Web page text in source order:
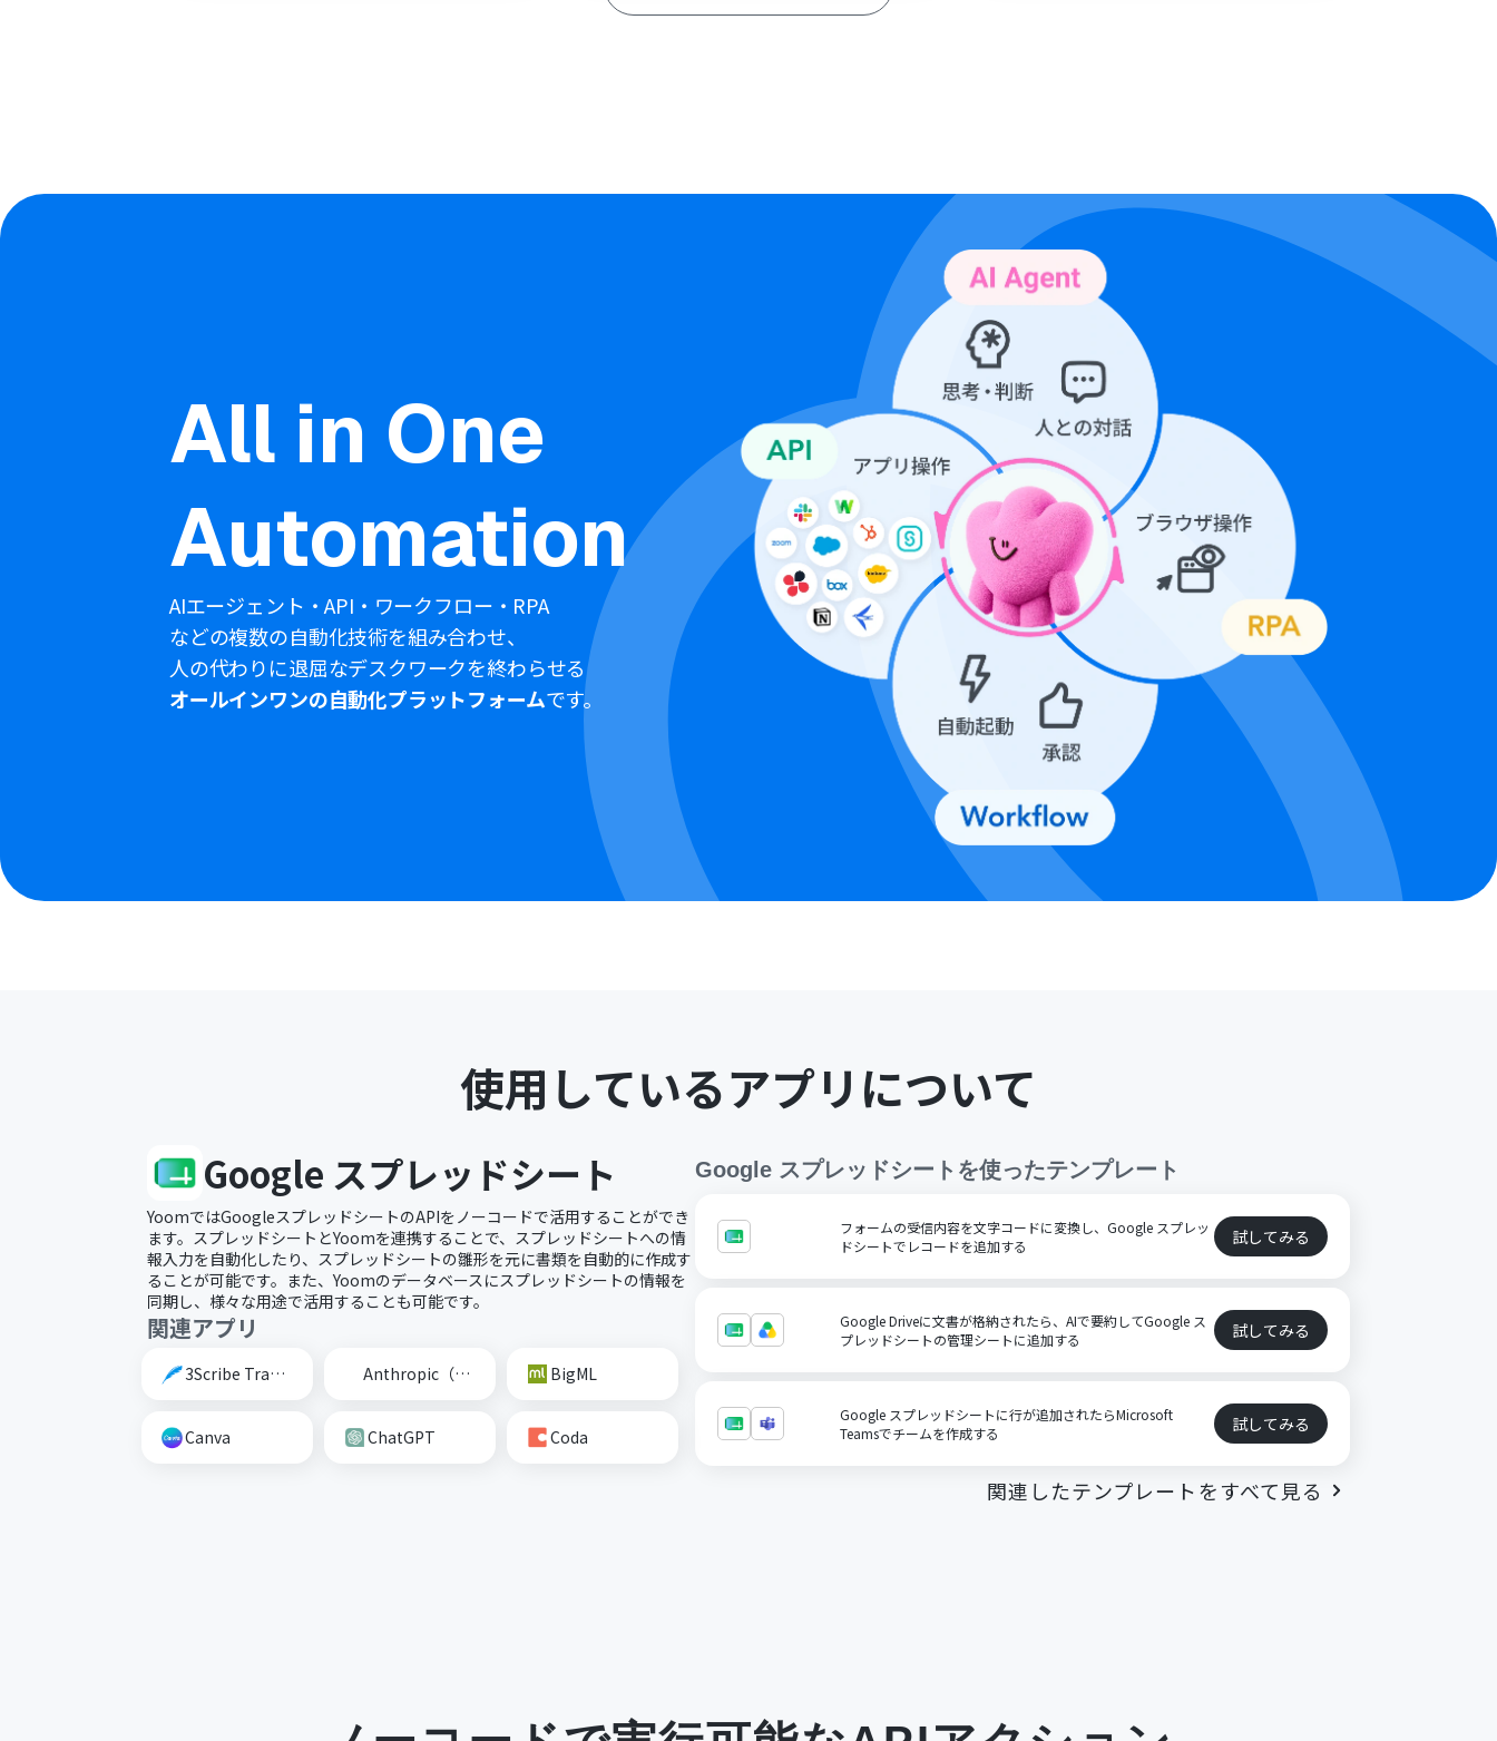
All in One
Automation
AIエージェント・API・ワークフロー・RPA
などの複数の自動化技術を組み合わせ、
人の代わりに退屈なデスクワークを終わらせる
オールインワンの自動化プラットフォームです。
使用しているアプリについて
Google スプレッドシート
YoomではGoogleスプレッドシートのAPIをノーコードで活用することができ
ます。スプレッドシートとYoomを連携することで、スプレッドシートへの情
報入力を自動化したり、スプレッドシートの雛形を元に書類を自動的に作成す
ることが可能です。また、Yoomのデータベースにスプレッドシートの情報を
同期し、様々な用途で活用することも可能です。
関連アプリ
3Scribe Transcription Anthropic（Claude） BigML
Canva ChatGPT Coda
Google スプレッドシート を使ったテンプレート
フォームの受信内容を文字コードに変換し、Google スプレッ
ドシートでレコードを追加する
試してみる
Google Driveに文書が格納されたら、AIで要約してGoogle ス
プレッドシートの管理シートに追加する
試してみる
Google スプレッドシートに行が追加されたらMicrosoft
Teamsでチームを作成する
試してみる
関連したテンプレートをすべて見る